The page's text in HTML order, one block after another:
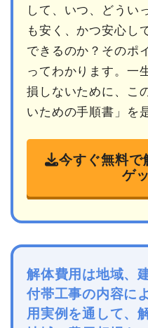
して、いつ、どうい
も安く、かつ安心し
できるのか？そのポ
ってわかります。一
損しないために、こ
いための手順書」を
今すぐ無料で
ゲ
解体費用は地域、
付帯工事の内容に
用実例を通して、